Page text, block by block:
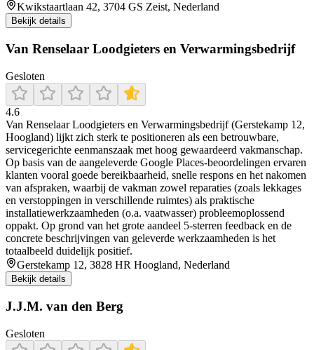
Kwikstaartlaan 42, 3704 GS Zeist, Nederland
Bekijk details
Van Renselaar Loodgieters en Verwarmingsbedrijf
Gesloten
4.6
Van Renselaar Loodgieters en Verwarmingsbedrijf (Gerstekamp 12,
Hoogland) lijkt zich sterk te positioneren als een betrouwbare,
servicegerichte eenmanszaak met hoog gewaardeerd vakmanschap.
Op basis van de aangeleverde Google Places-beoordelingen ervaren
klanten vooral goede bereikbaarheid, snelle respons en het nakomen
van afspraken, waarbij de vakman zowel reparaties (zoals lekkages
en verstoppingen in verschillende ruimtes) als praktische
installatiewerkzaamheden (o.a. vaatwasser) probleemoplossend
oppakt. Op grond van het grote aandeel 5-sterren feedback en de
concrete beschrijvingen van geleverde werkzaamheden is het
totaalbeeld duidelijk positief.
Gerstekamp 12, 3828 HR Hoogland, Nederland
Bekijk details
J.J.M. van den Berg
Gesloten